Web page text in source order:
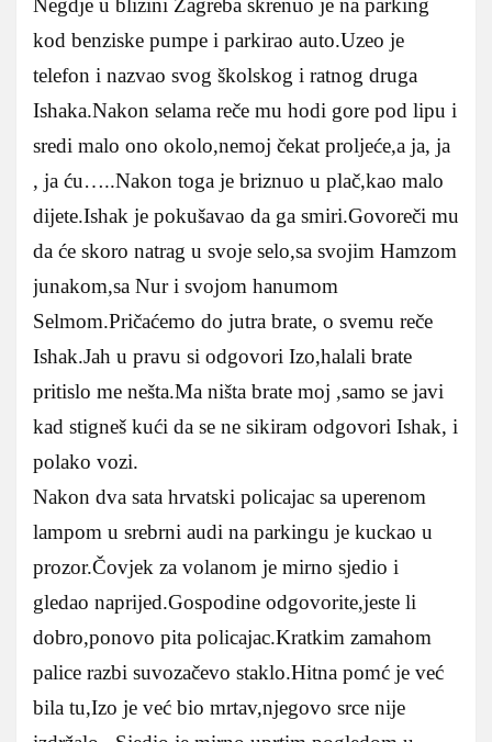
kod benziske pumpe i parkirao auto.Uzeo je
telefon i nazvao svog školskog i ratnog druga
Ishaka.Nakon selama reče mu hodi gore pod lipu i
sredi malo ono okolo,nemoj čekat proljeće,a ja, ja
, ja ću…..Nakon toga je briznuo u plač,kao malo
dijete.Ishak je pokušavao da ga smiri.Govoreči mu
da će skoro natrag u svoje selo,sa svojim Hamzom
junakom,sa Nur i svojom hanumom
Selmom.Pričaćemo do jutra brate, o svemu reče
Ishak.Jah u pravu si odgovori Izo,halali brate
pritislo me nešta.Ma ništa brate moj ,samo se javi
kad stigneš kući da se ne sikiram odgovori Ishak, i
polako vozi.
Nakon dva sata hrvatski policajac sa uperenom
lampom u srebrni audi na parkingu je kuckao u
prozor.Čovjek za volanom je mirno sjedio i
gledao naprijed.Gospodine odgovorite,jeste li
dobro,ponovo pita policajac.Kratkim zamahom
palice razbi suvozačevo staklo.Hitna pomć je već
bila tu,Izo je već bio mrtav,njegovo srce nije